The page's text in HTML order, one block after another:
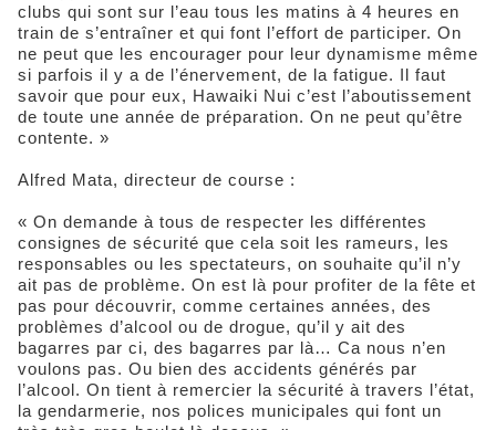
clubs qui sont sur l’eau tous les matins à 4 heures en
train de s’entraîner et qui font l’effort de participer. On
ne peut que les encourager pour leur dynamisme même
si parfois il y a de l’énervement, de la fatigue. Il faut
savoir que pour eux, Hawaiki Nui c’est l’aboutissement
de toute une année de préparation. On ne peut qu’être
contente. »
Alfred Mata, directeur de course :
« On demande à tous de respecter les différentes
consignes de sécurité que cela soit les rameurs, les
responsables ou les spectateurs, on souhaite qu’il n’y
ait pas de problème. On est là pour profiter de la fête et
pas pour découvrir, comme certaines années, des
problèmes d’alcool ou de drogue, qu’il y ait des
bagarres par ci, des bagarres par là… Ca nous n’en
voulons pas. Ou bien des accidents générés par
l’alcool. On tient à remercier la sécurité à travers l’état,
la gendarmerie, nos polices municipales qui font un